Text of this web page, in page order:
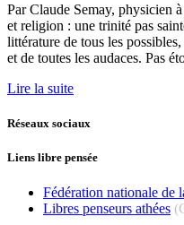
Par Claude Semay, physicien
et religion : une trinité pas
littérature de tous les
et de toutes les audaces. Pas
Lire la suite
Réseaux sociaux
Liens libre pensée
Fédération nationale de
Libres penseurs athées